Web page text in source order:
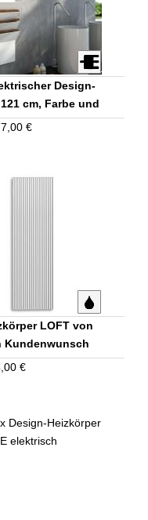
Design-
cm, Farbe und
nach Wahl
€
LOFT von
Kundenwunsch
€